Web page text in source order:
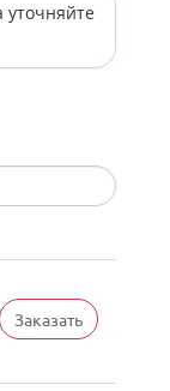
Заказать